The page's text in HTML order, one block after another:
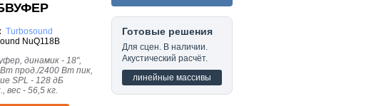
Turbosound
NuQ118B
динамик - 18",
прод./2400 Вт пик,
SPL - 128 дБ
вес - 56,5 кг.
Готовые решения
Для сцен. В наличии.
Акустический расчёт.
линейные массивы